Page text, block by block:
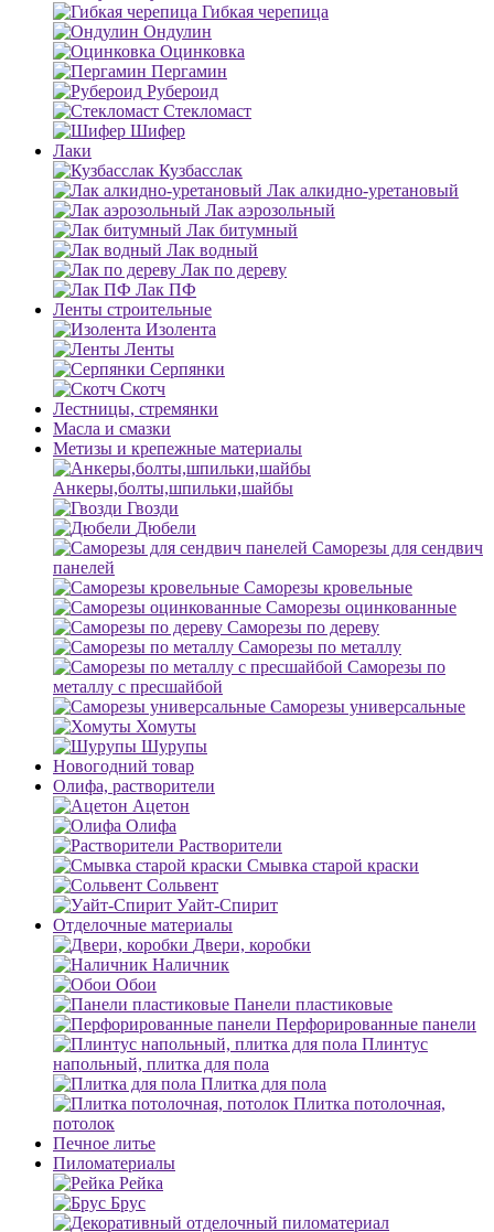
Гибкая черепица
Ондулин
Оцинковка
Пергамин
Рубероид
Стекломаст
Шифер
Лаки
Кузбасслак
Лак алкидно-уретановый
Лак аэрозольный
Лак битумный
Лак водный
Лак по дереву
Лак ПФ
Ленты строительные
Изолента
Ленты
Серпянки
Скотч
Лестницы, стремянки
Масла и смазки
Метизы и крепежные материалы
Анкеры,болты,шпильки,шайбы
Гвозди
Дюбели
Саморезы для сендвич
панелей
Саморезы кровельные
Саморезы оцинкованные
Саморезы по дереву
Саморезы по металлу
Саморезы по
металлу с пресшайбой
Саморезы универсальные
Хомуты
Шурупы
Новогодний товар
Олифа, растворители
Ацетон
Олифа
Растворители
Смывка старой краски
Сольвент
Уайт-Спирит
Отделочные материалы
Двери, коробки
Наличник
Обои
Панели пластиковые
Перфорированные панели
Плинтус
напольный, плитка для пола
Плитка для пола
Плитка потолочная,
потолок
Печное литье
Пиломатериалы
Рейка
Брус